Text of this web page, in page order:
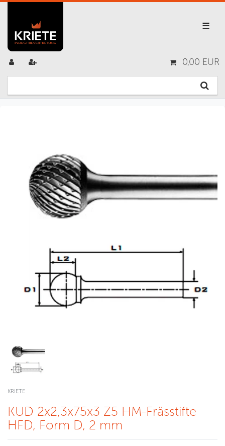
☰
0,00 EUR
KRIETE
KUD 2x2,3x75x3 Z5 HM-Frässtifte
HFD, Form D, 2 mm